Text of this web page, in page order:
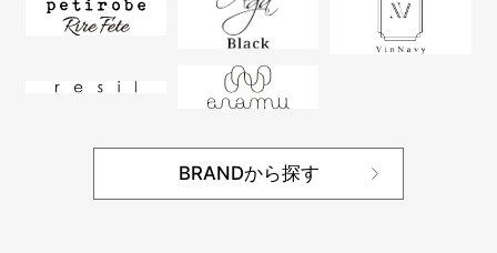
BRANDから探す